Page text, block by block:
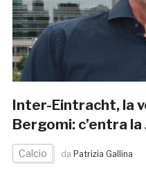
Inter-Eintracht, la
Bergomi: c’entra la
Calcio da Patrizia Gallina